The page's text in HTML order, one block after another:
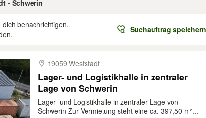
- Schwerin
benachrichtigen,
Suchauftrag speichern
19059 Weststadt
Lager- und Logistikhalle in zentraler
Lage von Schwerin
Lager- und Logistikhalle in zentraler Lage von
Schwerin Zur Vermietung steht eine ca. 397,50 m²...